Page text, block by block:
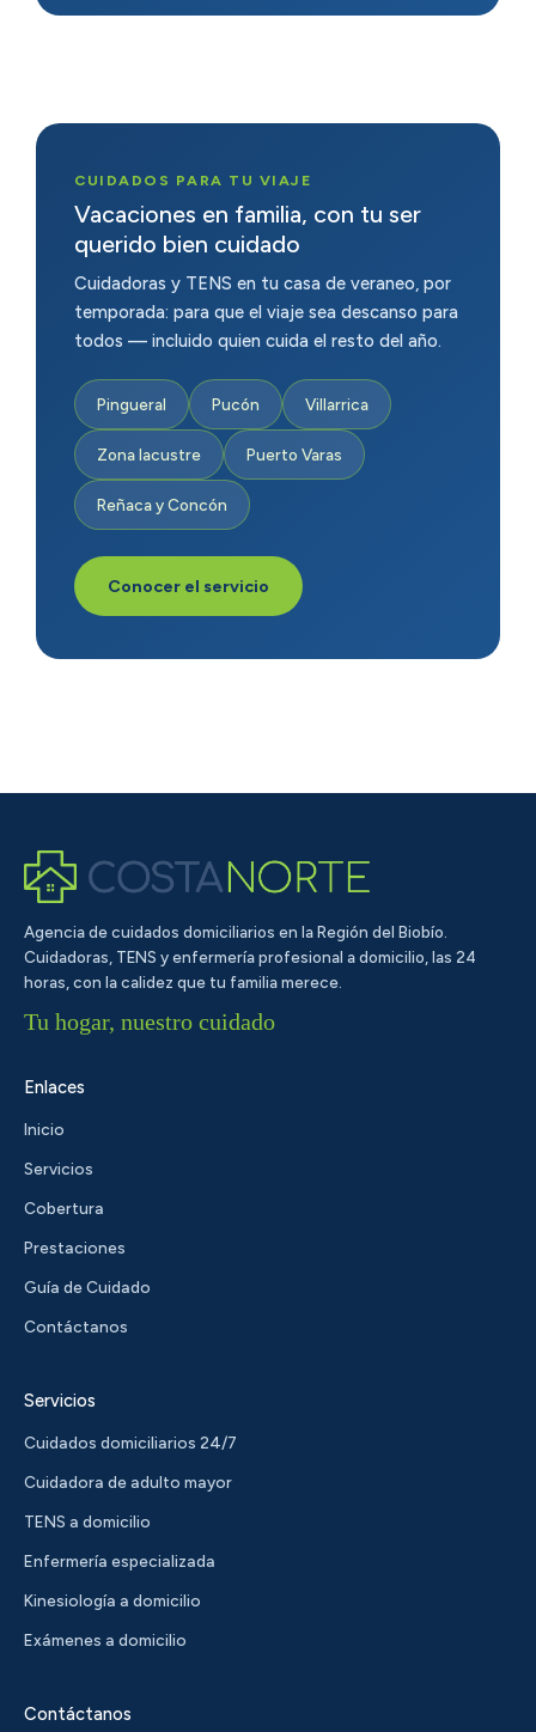
CUIDADOS PARA TU VIAJE
Vacaciones en familia, con tu ser
querido bien cuidado
Cuidadoras y TENS en tu casa de veraneo, por
temporada: para que el viaje sea descanso para
todos — incluido quien cuida el resto del año.
Pingueral Pucón Villarrica
Zona lacustre Puerto Varas
Reñaca y Concón
Conocer el servicio
Agencia de cuidados domiciliarios en la Región del Biobío.
Cuidadoras, TENS y enfermería profesional a domicilio, las 24
horas, con la calidez que tu familia merece.
Tu hogar, nuestro cuidado
Enlaces
Inicio
Servicios
Cobertura
Prestaciones
Guía de Cuidado
Contáctanos
Servicios
Cuidados domiciliarios 24/7
Cuidadora de adulto mayor
TENS a domicilio
Enfermería especializada
Kinesiología a domicilio
Exámenes a domicilio
Contáctanos